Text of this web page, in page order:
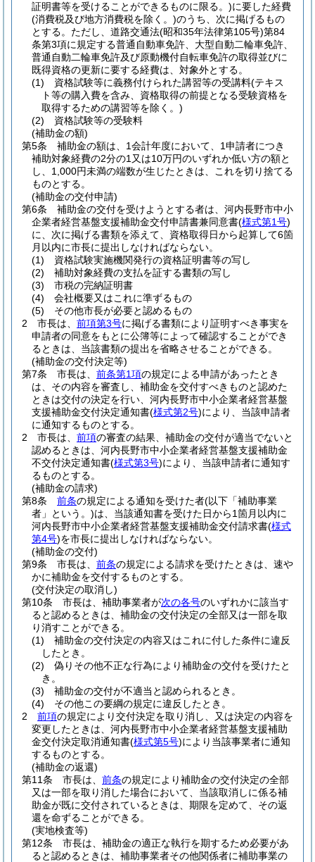
証明書等を受けることができるものに限る。)に要した経費
(消費税及び地方消費税を除く。)のうち、次に掲げるもの
とする。 ただし、道路交通法(昭和35年法律第105号)第84
条第3項に規定する普通自動車免許、大型自動二輪車免許、
普通自動二輪車免許及び原動機付自転車免許の取得並びに
既得資格の更新に要する経費は、対象外とする。
(1)
資格試験等に義務付けられた講習等の受講料(テキス
ト等の購入費を含み、資格取得の前提となる受験資格を
取得するための講習等を除く。)
(2)
資格試験等の受験料
(補助金の額)
第5条
補助金の額は、1会計年度において、1申請者につき
補助対象経費の2分の1又は10万円のいずれか低い方の額と
し、1,000円未満の端数が生じたときは、これを切り捨てる
ものとする。
(補助金の交付申請)
第6条
補助金の交付を受けようとする者は、河内長野市中小
企業者経営基盤支援補助金交付申請書兼同意書(様式第1号)
に、次に掲げる書類を添えて、資格取得日から起算して6箇
月以内に市長に提出しなければならない。
(1)
資格試験実施機関発行の資格証明書等の写し
(2)
補助対象経費の支払を証する書類の写し
(3)
市税の完納証明書
(4)
会社概要又はこれに準ずるもの
(5)
その他市長が必要と認めるもの
2
市長は、 前項第3号に掲げる書類により証明すべき事実を
申請者の同意をもとに公簿等によって確認することができ
るときは、当該書類の提出を省略させることができる。
(補助金の交付決定等)
第7条
市長は、 前条第1項の規定による申請があったとき
は、その内容を審査し、補助金を交付すべきものと認めた
ときは交付の決定を行い、河内長野市中小企業者経営基盤
支援補助金交付決定通知書(様式第2号)により、当該申請者
に通知するものとする。
2
市長は、 前項の審査の結果、補助金の交付が適当でないと
認めるときは、河内長野市中小企業者経営基盤支援補助金
不交付決定通知書(様式第3号)により、当該申請者に通知す
るものとする。
(補助金の請求)
第8条
前条の規定による通知を受けた者(以下「補助事業
者」という。)は、当該通知書を受けた日から1箇月以内に
河内長野市中小企業者経営基盤支援補助金交付請求書(様式
第4号)を市長に提出しなければならない。
(補助金の交付)
第9条
市長は、 前条の規定による請求を受けたときは、速や
かに補助金を交付するものとする。
(交付決定の取消し)
第10条
市長は、補助事業者が次の各号のいずれかに該当す
ると認めるときは、補助金の交付決定の全部又は一部を取
り消すことができる。
(1)
補助金の交付決定の内容又はこれに付した条件に違反
したとき。
(2)
偽りその他不正な行為により補助金の交付を受けたと
き。
(3)
補助金の交付が不適当と認められるとき。
(4)
その他この要綱の規定に違反したとき。
2
前項の規定により交付決定を取り消し、又は決定の内容を
変更したときは、河内長野市中小企業者経営基盤支援補助
金交付決定取消通知書(様式第5号)により当該事業者に通知
するものとする。
(補助金の返還)
第11条
市長は、 前条の規定により補助金の交付決定の全部
又は一部を取り消した場合において、当該取消しに係る補
助金が既に交付されているときは、期限を定めて、その返
還を命ずることができる。
(実地検査等)
第12条
市長は、補助金の適正な執行を期するため必要があ
ると認めるときは、補助事業者その他関係者に補助事業の